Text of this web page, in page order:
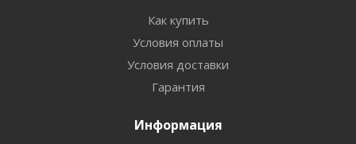
Как купить
Условия оплаты
Условия доставки
Гарантия
Информация